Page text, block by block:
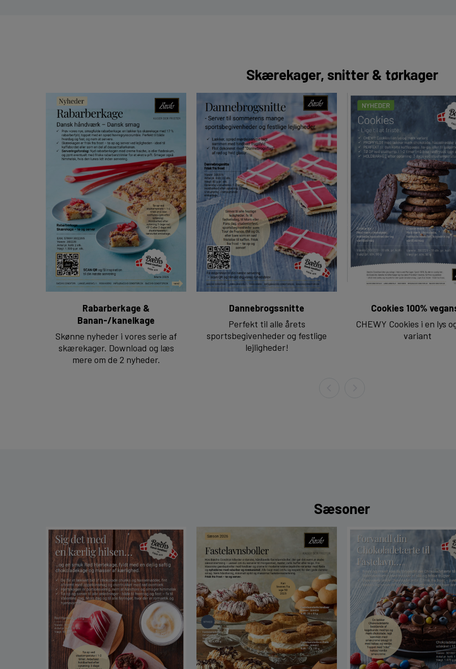
Skærekager, snitter & tørkager
Rabarberkage &
Banan-/kanelkage
Skønne nyheder i vores serie af
skærekager. Download og læs
mere om de 2 nyheder.
BC Rabarberkage & Banan Kanelkage Marts 2025
Dannebrogssnitte
Perfekt til alle årets
sportsbegivenheder og festlige
lejligheder!
BC Dannebrogsnitte 04.2024
Cookies 100%
CHEWY Cookies i en lys
variant
Cookies
Sæsoner
BC Sig Det Med En Kærlig Hilsen Rød Hjertekage 01.2024BC Fastelavnsboller Sæson 2026 BC Pynt